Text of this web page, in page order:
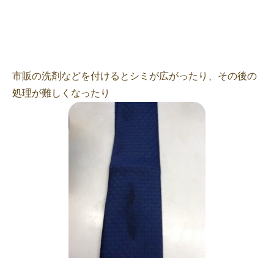
市販の洗剤などを付けるとシミが広がったり、その後の
処理が難しくなったり